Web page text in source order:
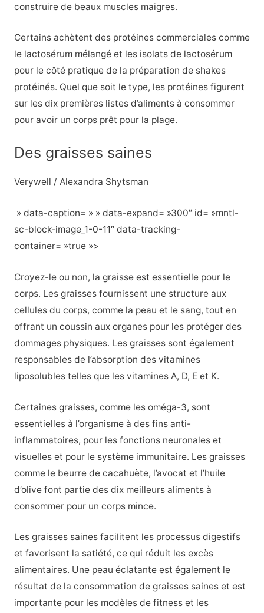
construire de beaux muscles maigres.
Certains achètent des protéines commerciales comme
le lactosérum mélangé et les isolats de lactosérum
pour le côté pratique de la préparation de shakes
protéinés. Quel que soit le type, les protéines figurent
sur les dix premières listes d’aliments à consommer
pour avoir un corps prêt pour la plage.
Des graisses saines
Verywell / Alexandra Shytsman
» data-caption= » » data-expand= »300″ id= »mntl-
sc-block-image_1-0-11″ data-tracking-
container= »true »>
Croyez-le ou non, la graisse est essentielle pour le
corps. Les graisses fournissent une structure aux
cellules du corps, comme la peau et le sang, tout en
offrant un coussin aux organes pour les protéger des
dommages physiques. Les graisses sont également
responsables de l’absorption des vitamines
liposolubles telles que les vitamines A, D, E et K.
Certaines graisses, comme les oméga-3, sont
essentielles à l’organisme à des fins anti-
inflammatoires, pour les fonctions neuronales et
visuelles et pour le système immunitaire. Les graisses
comme le beurre de cacahuète, l’avocat et l’huile
d’olive font partie des dix meilleurs aliments à
consommer pour un corps mince.
Les graisses saines facilitent les processus digestifs
et favorisent la satiété, ce qui réduit les excès
alimentaires. Une peau éclatante est également le
résultat de la consommation de graisses saines et est
importante pour les modèles de fitness et les